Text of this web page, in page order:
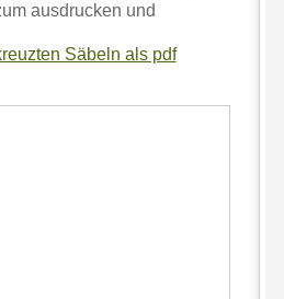
ausdrucken und
Säbeln als pdf